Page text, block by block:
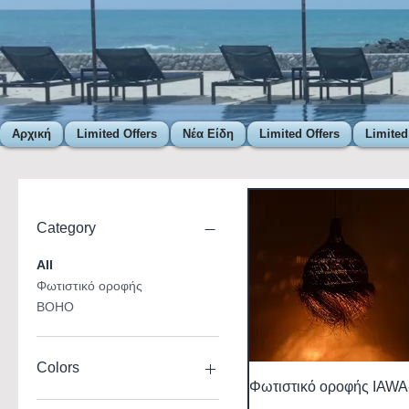
Αρχική Limited Offers Νέα Είδη Limited Offers
Category
All
Φωτιστικό οροφής
BOHO
Colors
Φωτιστικό οροφής